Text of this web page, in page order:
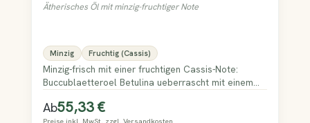
Ätherisches Öl mit minzig-fruchtiger Note
Minzig Fruchtig (Cassis)
Minzig-frisch mit einer fruchtigen Cassis-Note:
Buccublaetteroel Betulina ueberrascht mit einem
Duftbild.
Regulärer Preis:
Ab55,33 €
Preise inkl. MwSt. zzgl. Versandkosten